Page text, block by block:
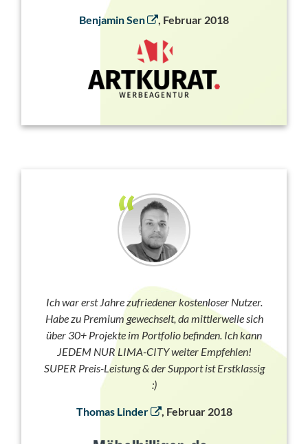
Benjamin Sen , Februar 2018
Ich war erst Jahre zufriedener kostenloser Nutzer.
Habe zu Premium gewechselt, da mittlerweile sich
über 30+ Projekte im Portfolio befinden. Ich kann
JEDEM NUR LIMA-CITY weiter Empfehlen!
SUPER Preis-Leistung & der Support ist Erstklassig
:)
Thomas Linder , Februar 2018